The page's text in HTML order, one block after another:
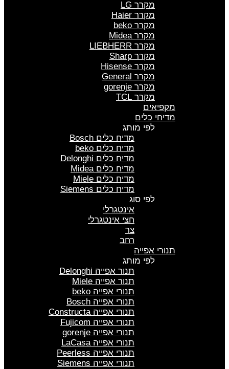
מקפיאים
מדיחי כלים
לפי מותג
מדיח כלים Bosch
מדיח כלים beko
מדיח כלים Delonghi
מדיח כלים Midea
מדיח כלים Miele
מדיח כלים Siemens
אינטגרלי
חצי אינטגרלי
תנורי אפייה
לפי מותג
תנור אפייה Delonghi
תנור אפייה Miele
תנורי אפייה beko
תנורי אפייה Bosch
תנורי אפייה Constructa
תנורי אפייה Fujicom
תנורי אפייה gorenje
תנורי אפייה LaCasa
תנורי אפייה Peerless
תנורי אפייה Siemens